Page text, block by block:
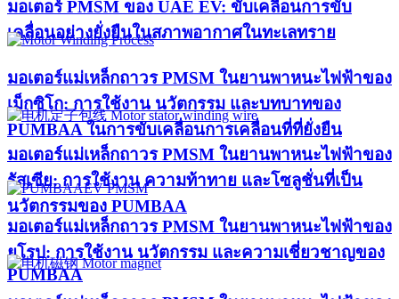
มอเตอร์ PMSM ของ UAE EV: ขับเคลื่อนการขับ
เคลื่อนอย่างยั่งยืนในสภาพอากาศในทะเลทราย
มอเตอร์แม่เหล็กถาวร PMSM ในยานพาหนะไฟฟ้าของ
เม็กซิโก: การใช้งาน นวัตกรรม และบทบาทของ
PUMBAA ในการขับเคลื่อนการเคลื่อนที่ที่ยั่งยืน
มอเตอร์แม่เหล็กถาวร PMSM ในยานพาหนะไฟฟ้าของ
รัสเซีย: การใช้งาน ความท้าทาย และโซลูชั่นที่เป็น
นวัตกรรมของ PUMBAA
มอเตอร์แม่เหล็กถาวร PMSM ในยานพาหนะไฟฟ้าของ
ยุโรป: การใช้งาน นวัตกรรม และความเชี่ยวชาญของ
PUMBAA